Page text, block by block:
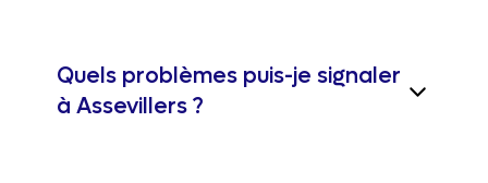
Quels problèmes puis-je signaler
à Assevillers ?